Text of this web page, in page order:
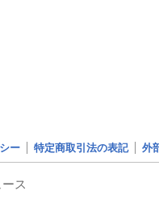
ー 特定商取引法の表記 外
ス